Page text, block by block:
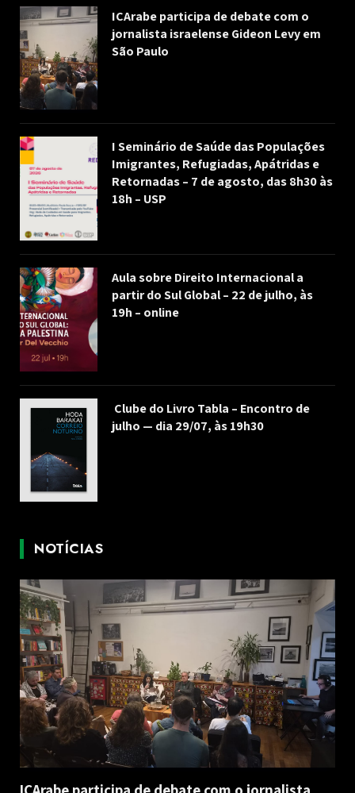
ICArabe participa de debate com o
jornalista israelense Gideon Levy em
São Paulo
I Seminário de Saúde das Populações
Imigrantes, Refugiadas, Apátridas e
Retornadas – 7 de agosto, das 8h30 às
18h – USP
Aula sobre Direito Internacional a
partir do Sul Global – 22 de julho, às
19h – online
Clube do Livro Tabla – Encontro de
julho — dia 29/07, às 19h30
NOTÍCIAS